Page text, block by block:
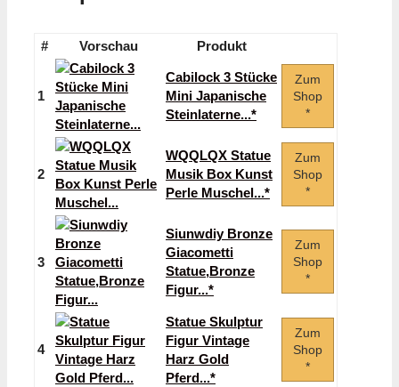
# Vorschau Produkt
1
Cabilock 3 Stücke
Mini Japanische
Steinlaterne...*
Zum
Shop
*
2
WQQLQX Statue
Musik Box Kunst
Perle Muschel...*
Zum
Shop
*
3
Siunwdiy Bronze
Giacometti
Statue,Bronze
Figur...*
Zum
Shop
*
4
Statue Skulptur
Figur Vintage
Harz Gold
Pferd...*
Zum
Shop
*